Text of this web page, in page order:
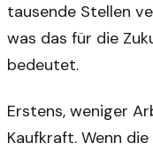
tausende Stellen
was das für die
bedeutet.
Erstens, weniger
Kaufkraft. Wenn